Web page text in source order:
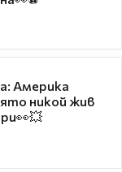
Америка
никой жив